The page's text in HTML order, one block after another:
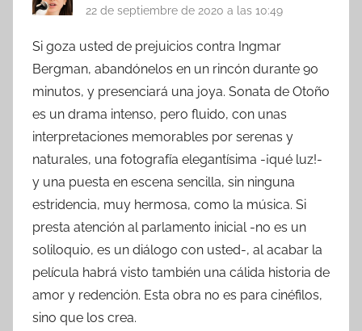
22 de septiembre de 2020 a las 10:49
Si goza usted de prejuicios contra Ingmar
Bergman, abandónelos en un rincón durante 90
minutos, y presenciará una joya. Sonata de Otoño
es un drama intenso, pero fluido, con unas
interpretaciones memorables por serenas y
naturales, una fotografía elegantísima -¡qué luz!-
y una puesta en escena sencilla, sin ninguna
estridencia, muy hermosa, como la música. Si
presta atención al parlamento inicial -no es un
soliloquio, es un diálogo con usted-, al acabar la
película habrá visto también una cálida historia de
amor y redención. Esta obra no es para cinéfilos,
sino que los crea.